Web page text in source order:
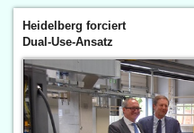
Heidelberg forciert
Dual-Use-Ansatz